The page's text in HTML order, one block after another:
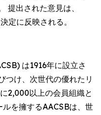
提出された意見は、
定に反映される。
は1916年に設立さ
つけ、次世代の優れたリ
2,000以上の会員組織と
を擁するAACSBは、世